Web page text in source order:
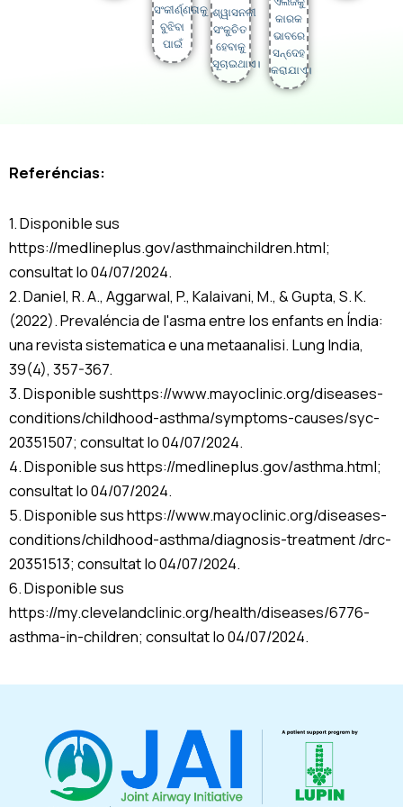
ସଂକୀର୍ଣ୍ଣତାକୁ
ବୁଝିବା
ପାଇଁ
ଶ୍ୱାସନଳୀ
ସଂକୁଚିତ
ହେବାକୁ
ସୂଚାଇଥାଏ।
କାରକ
ଭାବରେ
ସନ୍ଦେହ
କରାଯାଏ।
Referéncias:
1. Disponible sus
https://medlineplus.gov/asthmainchildren.html;
consultat lo 04/07/2024.
2. Daniel, R. A., Aggarwal, P., Kalaivani, M., & Gupta, S. K.
(2022). Prevaléncia de l'asma entre los enfants en Índia:
una revista sistematica e una metaanalisi. Lung India,
39(4), 357-367.
3. Disponible sushttps://www.mayoclinic.org/diseases-
conditions/childhood-asthma/symptoms-causes/syc-
20351507; consultat lo 04/07/2024.
4. Disponible sus https://medlineplus.gov/asthma.html;
consultat lo 04/07/2024.
5. Disponible sus https://www.mayoclinic.org/diseases-
conditions/childhood-asthma/diagnosis-treatment /drc-
20351513; consultat lo 04/07/2024.
6. Disponible sus
https://my.clevelandclinic.org/health/diseases/6776-
asthma-in-children; consultat lo 04/07/2024.